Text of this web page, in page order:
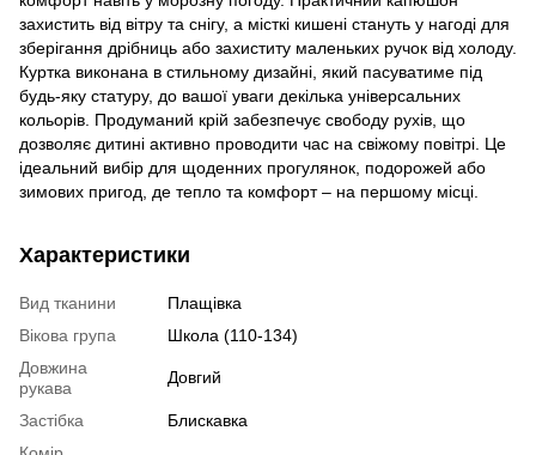
захистить від вітру та снігу, а місткі кишені стануть у нагоді для
зберігання дрібниць або захиститу маленьких ручок від холоду.
Куртка виконана в стильному дизайні, який пасуватиме під
будь-яку статуру, до вашої уваги декілька універсальних
кольорів. Продуманий крій забезпечує свободу рухів, що
дозволяє дитині активно проводити час на свіжому повітрі. Це
ідеальний вибір для щоденних прогулянок, подорожей або
зимових пригод, де тепло та комфорт – на першому місці.
Характеристики
Вид тканини
Плащівка
Вікова група
Школа (110-134)
Довжина
рукава
Довгий
Застібка
Блискавка